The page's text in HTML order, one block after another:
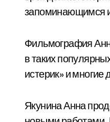
запоминающимся
Фильмография
в таких
истерик» и многие
Якунина Анна